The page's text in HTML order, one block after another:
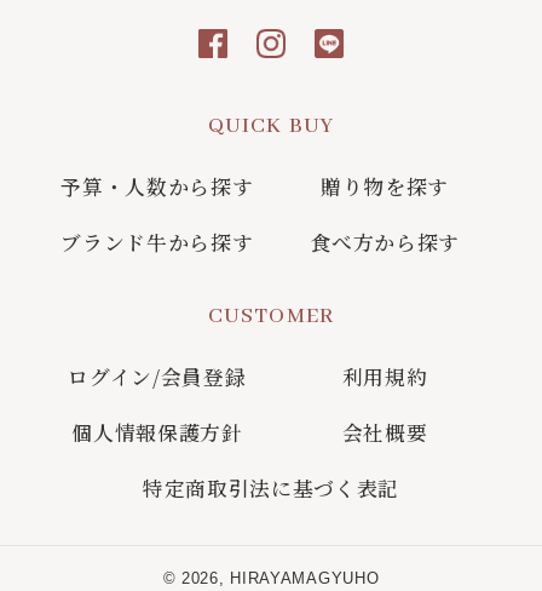
QUICK BUY
予算・人数から探す
贈り物を探す
ブランド牛から探す
食べ方から探す
CUSTOMER
ログイン/会員登録
利用規約
個人情報保護方針
会社概要
特定商取引法に基づく表記
© 2026, HIRAYAMAGYUHO